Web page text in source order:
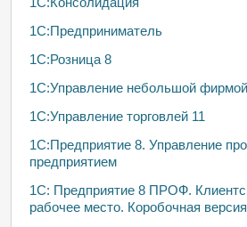
1С:Предприниматель
1С:Розница 8
1С:Управление небольшой
1С:Управление торговлей 11
1С:Предприятие 8. Управление
предприятием
1С: Предприятие 8 ПРОФ.
рабочее место. Коробочная версия